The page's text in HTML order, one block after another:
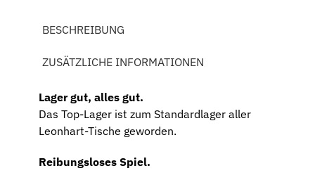
BESCHREIBUNG
ZUSÄTZLICHE INFORMATIONEN
Lager gut, alles gut.
Das Top-Lager ist zum Standardlager aller
Leonhart-Tische geworden.
Reibungsloses Spiel.